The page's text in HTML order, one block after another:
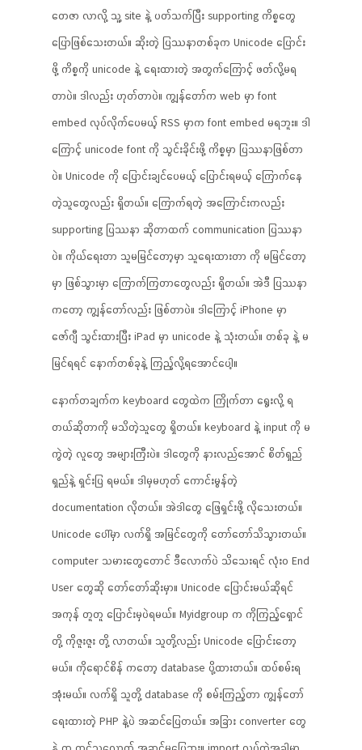
တေဇာ လာလို့ သူ့ site နဲ့ ပတ်သက်ပြီး supporting ကိစ္စတွေ
ပြောဖြစ်သေးတယ်။ ဆိုးတဲ့ ပြဿနာတစ်ခုက Unicode ပြောင်း
ဖို့ ကိစ္စကို unicode နဲ့ ရေးထားတဲ့ အတွက်ကြောင့် ဖတ်လို့မရ
တာပဲ။ ဒါလည်း ဟုတ်တာပဲ။ ကျွန်တော်က web မှာ font
embed လုပ်လိုက်ပေမယ့် RSS မှာက font embed မရဘူး။ ဒါ
ကြောင့် unicode font ကို သွင်းခိုင်းဖို့ ကိစ္စမှာ ပြဿနာဖြစ်တာ
ပဲ။ Unicode ကို ပြောင်းချင်ပေမယ့် ပြောင်းရမယ့် ကြောက်နေ
တဲ့သူတွေလည်း ရှိတယ်။ ကြောက်ရတဲ့ အကြောင်းကလည်း
supporting ပြဿနာ ဆိုတာထက် communication ပြဿနာ
ပဲ။ ကိုယ်ရေးတာ သူမမြင်တော့မှာ သူရေးထားတာ ကို မမြင်တော့
မှာ ဖြစ်သွားမှာ ကြောက်ကြတာတွေလည်း ရှိတယ်။ အဲဒီ ပြဿနာ
ကတော့ ကျွန်တော်လည်း ဖြစ်တာပဲ။ ဒါကြောင့် iPhone မှာ
ဇော်ဂျီ သွင်းထားပြီး iPad မှာ unicode နဲ့ သုံးတယ်။ တစ်ခု နဲ့ မ
မြင်ရရင် နောက်တစ်ခုနဲ့ ကြည့်လို့ရအောင်ပေါ့။
နောက်တချက်က keyboard တွေထဲက ကြိုက်တာ ရွေးလို့ ရ
တယ်ဆိုတာကို မသိတဲ့သူတွေ ရှိတယ်။ keyboard နဲ့ input ကို မ
ကွဲတဲ့ လူတွေ အများကြီးပဲ။ ဒါတွေကို နားလည်အောင် စိတ်ရှည်
ရှည်နဲ့ ရှင်းပြ ရမယ်။ ဒါမှမဟုတ် ကောင်းမွန်တဲ့
documentation လိုတယ်။ အဲဒါတွေ ဖြေရှင်းဖို့ လိုသေးတယ်။
Unicode ပေါ်မှာ လက်ရှိ အမြင်တွေကို တော်တော်သိသွားတယ်။
computer သမားတွေတောင် ဒီလောက်ပဲ သိသေးရင် လုံးဝ End
User တွေဆို တော်တော်ဆိုးမှာ။ Unicode ပြောင်းမယ်ဆိုရင်
အကုန် တူတူ ပြောင်းမှပဲရမယ်။ Myidgroup က ကိုကြည့်ရှောင်
တို့ ကိုဇူးဇူး တို့ လာတယ်။ သူတို့လည်း Unicode ပြောင်းတော့
မယ်။ ကိုရောင်စိန် ကတော့ database ပို့ထားတယ်။ ထပ်စမ်းရ
အုံးမယ်။ လက်ရှိ သူတို့ database ကို စမ်းကြည့်တာ ကျွန်တော်
ရေးထားတဲ့ PHP နဲ့ပဲ အဆင်ပြေတယ်။ အခြား converter တွေ